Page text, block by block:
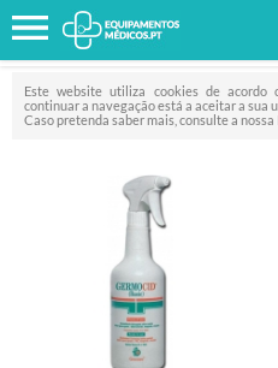
Este website utiliza cookies de
continuar a navegação está a aceitar a sua
Caso pretenda saber mais, consulte a nossa
FILTRO